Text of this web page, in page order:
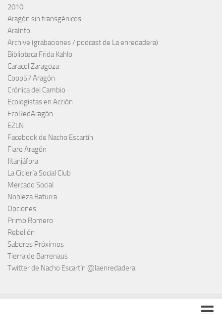
2010
Aragón sin transgénicos
AraInfo
Archive (grabaciones / podcast de La enredadera)
Biblioteca Frida Kahlo
Caracol Zaragoza
Coop57 Aragón
Crónica del Cambio
Ecologistas en Acción
EcoRedAragón
EZLN
Facebook de Nacho Escartín
Fiare Aragón
Jitanjáfora
La Ciclería Social Club
Mercado Social
Nobleza Baturra
Opciones
Primo Romero
Rebelión
Sabores Próximos
Tierra de Barrenaus
Twitter de Nacho Escartín @laenredadera